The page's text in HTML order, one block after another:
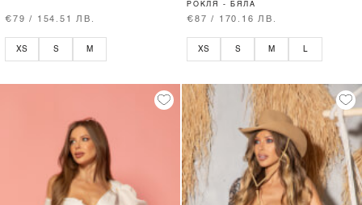
€79 / 154.51 ЛВ.
XS S M
РОКЛЯ - БЯЛА
€87 / 170.16 ЛВ.
XS S M L